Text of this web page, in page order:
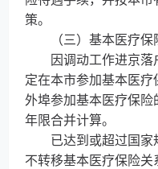
策。
（三）基本医疗保
因调动工作进京落
定在本市参加基本医
外埠参加基本医疗保
年限合并计算。
已达到或超过国家规
不转移基本医疗保险